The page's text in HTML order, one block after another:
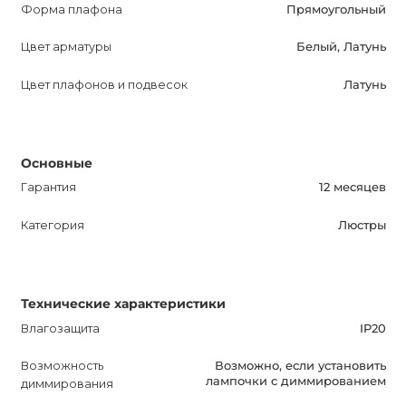
Форма плафона Прямоугольный
Цвет арматуры Белый, Латунь
Цвет плафонов и подвесок Латунь
Основные
Гарантия 12 месяцев
Категория Люстры
Технические характеристики
Влагозащита IP20
Возможность
диммирования
Возможно, если установить
лампочки с диммированием